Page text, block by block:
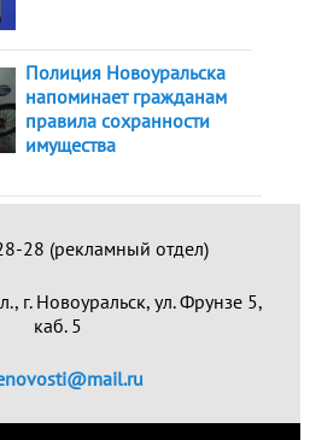
Полиция Новоуральска
напоминает гражданам
правила сохранности
имущества
28 (рекламный отдел)
г. Новоуральск, ул. Фрунзе 5,
каб. 5